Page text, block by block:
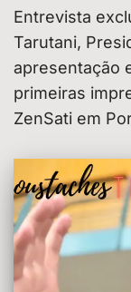
Entrevista
Tarutani,
apresentação
primeiras
ZenSati em